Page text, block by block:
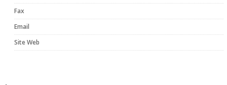
Fax
Email
Site Web